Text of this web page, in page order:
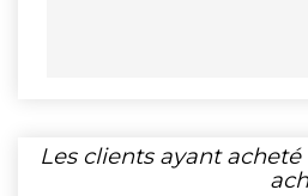
Les clients ayant